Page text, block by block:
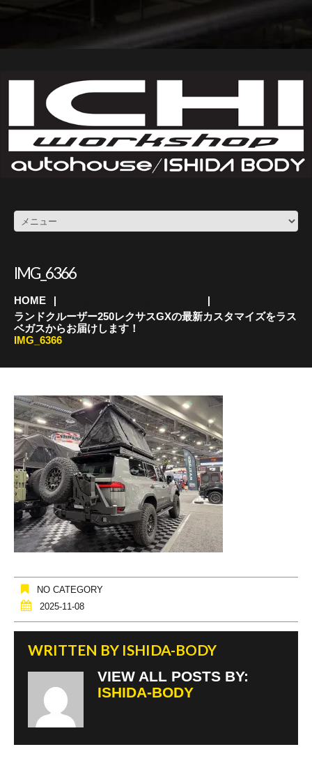
IMG_6366
HOME
ランドクルーザー250レクサスGXの最新カスタマイズをラス
ベガスからお届けします！
IMG_6366
NO CATEGORY
2025-11-08
WRITTEN BY ISHIDA-BODY
VIEW ALL POSTS BY:
ISHIDA-BODY